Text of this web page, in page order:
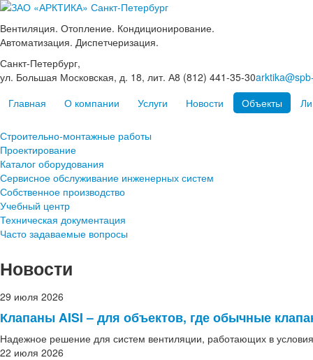
Вентиляция. Отопление. Кондиционирование.
Автоматизация. Диспетчеризация.
Санкт-Петербург,
ул. Большая Московская, д. 18, лит. А8 (812) 441-35-30
Главная
О компании Услуги Новости Объекты
Строительно-монтажные работы
Проектирование
Каталог оборудования
Сервисное обслуживание инженерных систем
Собственное производство
Учебный центр
Техническая документация
Часто задаваемые вопросы
Новости
29 июля 2026
Клапаны AISI – для объектов, где обычные
Надежное решение для систем вентиляции, работающих в
22 июля 2026